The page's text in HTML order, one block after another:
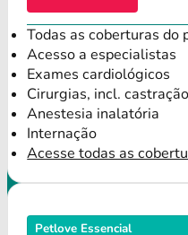
Todas as coberturas do
Acesso a especialistas
Exames cardiológicos
Cirurgias, incl. castração
Anestesia inalatória
Internação
Acesse todas as
Petlove Essencial